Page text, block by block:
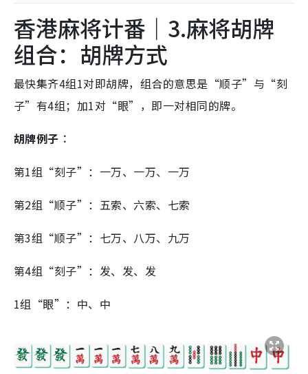
香港麻将计番｜3.麻将胡牌
组合：胡牌方式
最快集齐4组1对即胡牌，组合的意思是“顺子”与“刻
子”有4组；加1对“眼”，即一对相同的牌。
胡牌例子︰
第1组“刻子”：一万、一万、一万
第2组“顺子”：五索、六索、七索
第3组“顺子”：七万、八万、九万
第4组“刻子”：发、发、发
1组“眼”：中、中